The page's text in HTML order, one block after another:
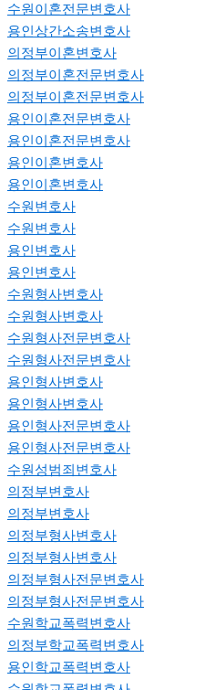
수원이혼전문변호사
용인상간소송변호사
의정부이혼변호사
의정부이혼전문변호사
의정부이혼전문변호사
용인이혼전문변호사
용인이혼전문변호사
용인이혼변호사
용인이혼변호사
수원변호사
수원변호사
용인변호사
용인변호사
수원형사변호사
수원형사변호사
수원형사전문변호사
수원형사전문변호사
용인형사변호사
용인형사변호사
용인형사전문변호사
용인형사전문변호사
수원성범죄변호사
의정부변호사
의정부변호사
의정부형사변호사
의정부형사변호사
의정부형사전문변호사
의정부형사전문변호사
수원학교폭력변호사
의정부학교폭력변호사
용인학교폭력변호사